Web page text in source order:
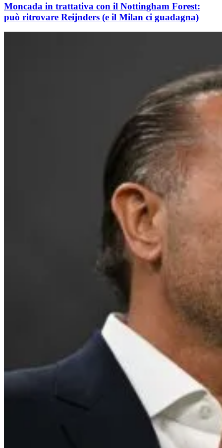
Moncada in trattativa con il Nottingham Forest:
può ritrovare Reijnders (e il Milan ci guadagna)